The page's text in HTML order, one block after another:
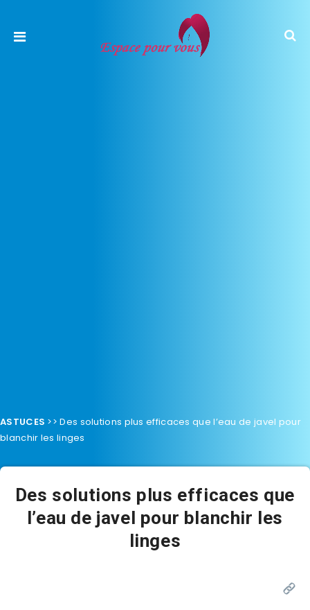
ASTUCES >>Des solutions plus efficaces que l’eau de javel pour
blanchir les linges
Des solutions plus efficaces que
l’eau de javel pour blanchir les
linges